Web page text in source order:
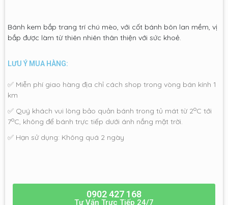
Bánh kem bắp trang trí chú mèo, với cốt bánh bôn lan mềm, vị
bắp được làm từ thiên nhiên thân thiện với sức khoẻ.
LƯU Ý MUA HÀNG:
✅ Miễn phí giao hàng địa chỉ cách shop trong vòng bán kính 1
km
✅ Quý khách vui lòng bảo quản bánh trong tủ mát từ 2oC tới
7oC, không để bánh trực tiếp dưới ánh nắng mặt trời.
✅ Hạn sử dụng: Không quá 2 ngày
0902 427 168
Tư Vấn Trực Tiếp 24/7